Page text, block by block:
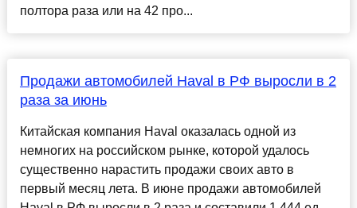
полтора раза или на 42 про...
Продажи автомобилей Haval в РФ выросли в 2
раза за июнь
Китайская компания Haval оказалась одной из
немногих на российском рынке, которой удалось
существенно нарастить продажи своих авто в
первый месяц лета. В июне продажи автомобилей